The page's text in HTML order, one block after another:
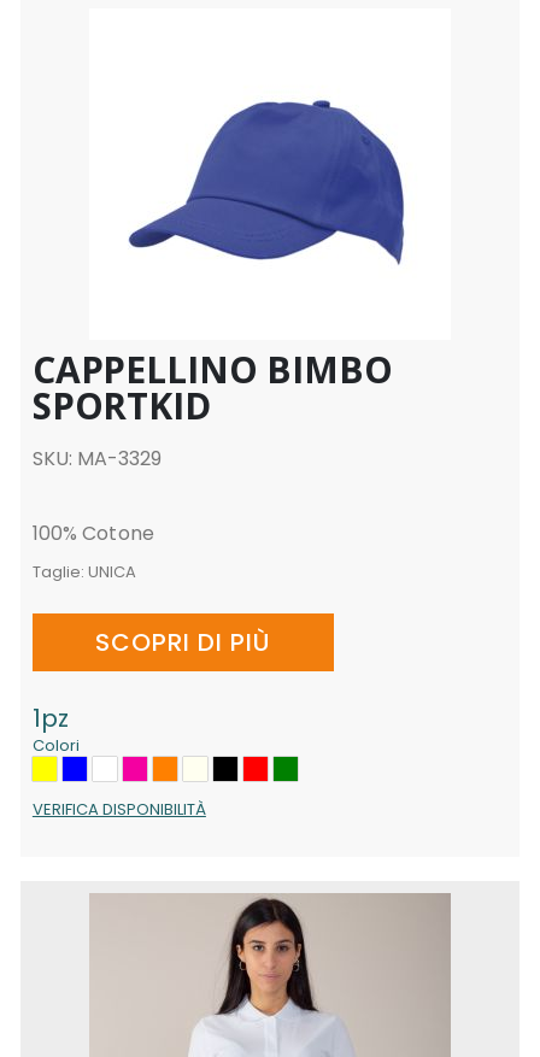
CAPPELLINO BIMBO
SPORTKID
SKU: MA-3329
100% Cotone
Taglie: UNICA
SCOPRI DI PIÙ
1pz
Colori
VERIFICA DISPONIBILITÀ